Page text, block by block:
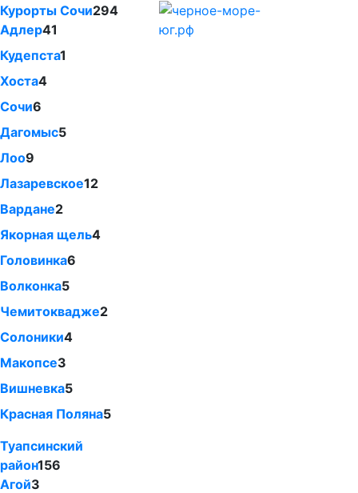
Курорты Сочи294
Адлер41
Кудепста1
Хоста4
Сочи6
Дагомыс5
Лоо9
Лазаревское12
Вардане2
Якорная щель4
Головинка6
Волконка5
Чемитоквадже2
Солоники4
Макопсе3
Вишневка5
Красная Поляна5
Туапсинский
район156
Агой3